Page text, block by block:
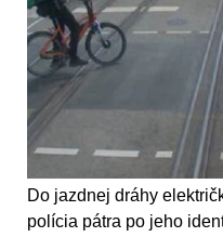
Do jazdnej dráhy
polícia pátra po jeho